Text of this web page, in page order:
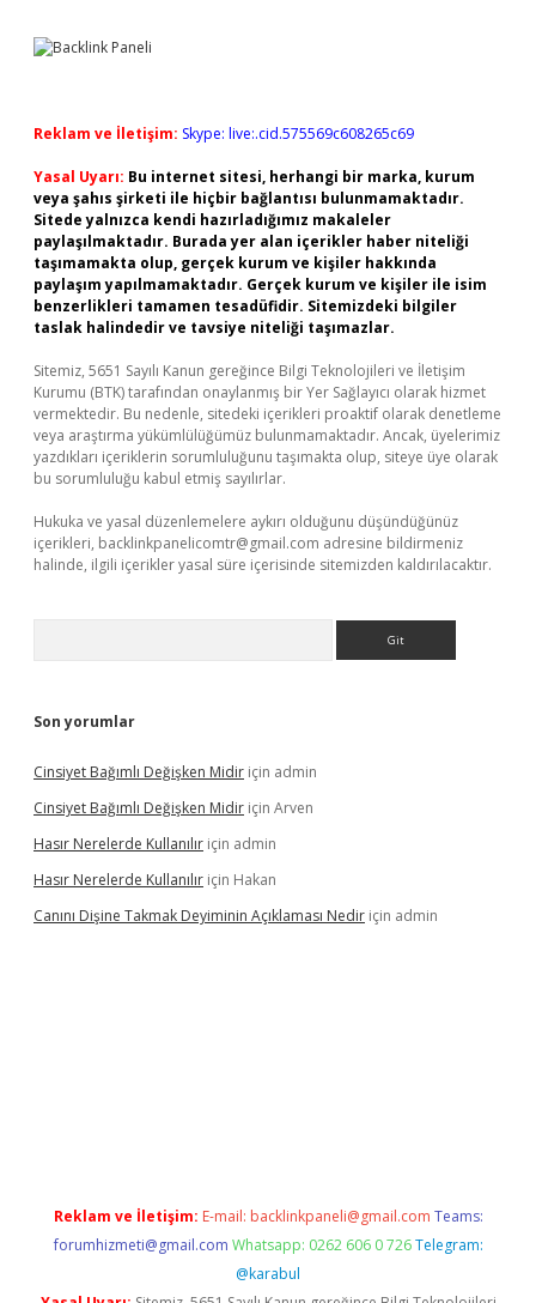
Reklam ve İletişim: Skype: live:.cid.575569c608265c69
Yasal Uyarı: Bu internet sitesi, herhangi bir marka, kurum
veya şahıs şirketi ile hiçbir bağlantısı bulunmamaktadır.
Sitede yalnızca kendi hazırladığımız makaleler
paylaşılmaktadır. Burada yer alan içerikler haber niteliği
taşımamakta olup, gerçek kurum ve kişiler hakkında
paylaşım yapılmamaktadır. Gerçek kurum ve kişiler ile isim
benzerlikleri tamamen tesadüfidir. Sitemizdeki bilgiler
taslak halindedir ve tavsiye niteliği taşımazlar.
Sitemiz, 5651 Sayılı Kanun gereğince Bilgi Teknolojileri ve İletişim
Kurumu (BTK) tarafından onaylanmış bir Yer Sağlayıcı olarak hizmet
vermektedir. Bu nedenle, sitedeki içerikleri proaktif olarak denetleme
veya araştırma yükümlülüğümüz bulunmamaktadır. Ancak, üyelerimiz
yazdıkları içeriklerin sorumluluğunu taşımakta olup, siteye üye olarak
bu sorumluluğu kabul etmiş sayılırlar.
Hukuka ve yasal düzenlemelere aykırı olduğunu düşündüğünüz
içerikleri, backlinkpanelicomtr@gmail.com adresine bildirmeniz
halinde, ilgili içerikler yasal süre içerisinde sitemizden kaldırılacaktır.
Son yorumlar
Cinsiyet Bağımlı Değişken Midir için admin
Cinsiyet Bağımlı Değişken Midir için Arven
Hasır Nerelerde Kullanılır için admin
Hasır Nerelerde Kullanılır için Hakan
Canını Dişine Takmak Deyiminin Açıklaması Nedir için admin
Reklam ve İletişim: E-mail: backlinkpaneli@gmail.com Teams:
forumhizmeti@gmail.com Whatsapp: 0262 606 0 726 Telegram:
@karabul